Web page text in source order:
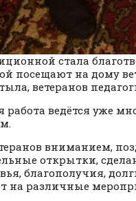
стала
посещают на дому
ветеранов
ведётся уже
вниманием,
открытки,
благополучия,
на различные